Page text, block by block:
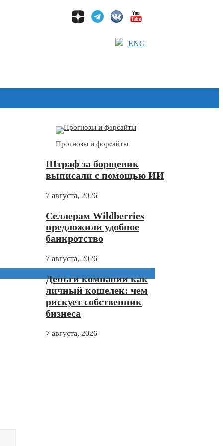
ENG
Прогнозы и форсайты
Штраф за борщевик
выписали с помощью ИИ
7 августа, 2026
Селлерам Wildberries
предложили удобное
банкротство
7 августа, 2026
Деньги компании как
личный кошелек: чем
рискует собственник
бизнеса
7 августа, 2026